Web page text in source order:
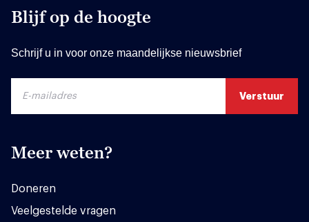
Blijf op de hoogte
Schrijf u in voor onze maandelijkse nieuwsbrief
Meer weten?
Doneren
Veelgestelde vragen